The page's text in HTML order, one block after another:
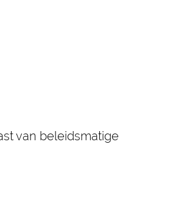
van beleidsmatige